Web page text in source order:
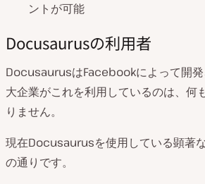
ントが可能
Docusaurusの利用者
DocusaurusはFacebookによって開
大企業がこれを利用しているのは、何
りません。
現在Docusaurusを使用している顕著
の通りです。